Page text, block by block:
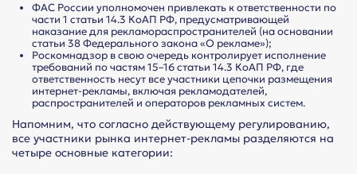
ФАС России уполномочен привлекать к ответственности по
части 1 статьи 14.3 КоАП РФ, предусматривающей
наказание для рекламораспространителей (на основании
статьи 38 Федерального закона «О рекламе»);
Роскомнадзор в свою очередь контролирует исполнение
требований по частям 15–16 статьи 14.3 КоАП РФ, где
ответственность несут все участники цепочки размещения
интернет-рекламы, включая рекламодателей,
распространителей и операторов рекламных систем.
Напомним, что согласно действующему регулированию,
все участники рынка интернет-рекламы разделяются на
четыре основные категории: